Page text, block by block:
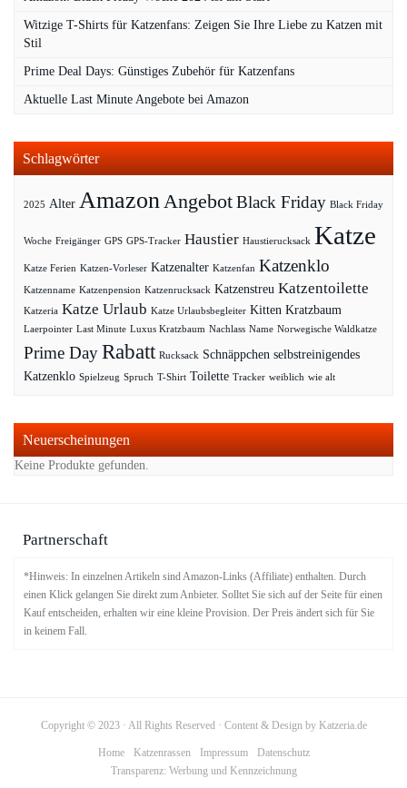
Witzige T-Shirts für Katzenfans: Zeigen Sie Ihre Liebe zu Katzen mit
Stil
Prime Deal Days: Günstiges Zubehör für Katzenfans
Aktuelle Last Minute Angebote bei Amazon
Schlagwörter
2025 Alter Amazon AngebotBlack Friday Black Friday
Woche Freigänger GPS GPS-Tracker Haustier Haustierucksack Katze
Katze Ferien Katzen-Vorleser Katzenalter Katzenfan Katzenklo
Katzenname Katzenpension Katzenrucksack Katzenstreu Katzentoilette
Katzeria Katze Urlaub Katze Urlaubsbegleiter Kitten Kratzbaum
Laerpointer Last Minute Luxus Kratzbaum Nachlass Name Norwegische Waldkatze
Prime DayRabatt Rucksack Schnäppchen selbstreinigendes
Katzenklo Spielzeug Spruch T-Shirt Toilette Tracker weiblich wie alt
Neuerscheinungen
Keine Produkte gefunden.
Partnerschaft
*Hinweis: In einzelnen Artikeln sind Amazon-Links (Affiliate) enthalten. Durch
einen Klick gelangen Sie direkt zum Anbieter. Solltet Sie sich auf der Seite für einen
Kauf entscheiden, erhalten wir eine kleine Provision. Der Preis ändert sich für Sie
in keinem Fall.
Copyright © 2023 · All Rights Reserved · Content & Design by Katzeria.de
Home Katzenrassen Impressum
Datenschutz
Transparenz: Werbung und Kennzeichnung